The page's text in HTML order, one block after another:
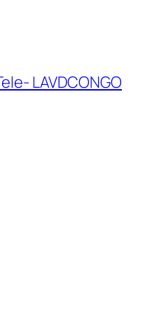
LAVDCONGO